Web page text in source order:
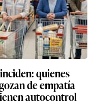
quienes
de empatía
autocontrol